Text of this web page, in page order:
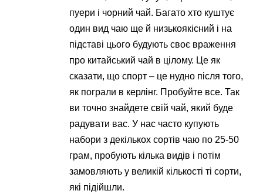
пуери і чорний чай. Багато хто куштує
один вид чаю ще й низькоякісний і на
підставі цього будують своє враження
про китайський чай в цілому. Це як
сказати, що спорт – це нудно після того,
як пограли в керлінг. Пробуйте все. Так
ви точно знайдете свій чай, який буде
радувати вас. У нас часто купують
набори з декількох сортів чаю по 25-50
грам, пробують кілька видів і потім
замовляють у великій кількості ті сорти,
які підійшли.